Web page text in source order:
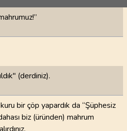
(derdiniz).
bir çöp yapardık da “Şüphesiz
biz (üründen) mahrum